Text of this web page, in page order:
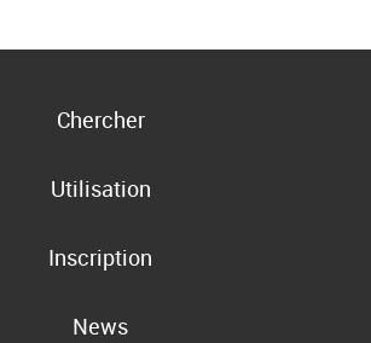
Chercher
Utilisation
Inscription
News